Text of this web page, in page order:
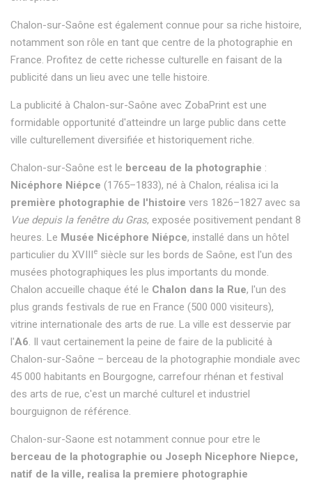
Chalon-sur-Saône est également connue pour sa riche histoire,
notamment son rôle en tant que centre de la photographie en
France. Profitez de cette richesse culturelle en faisant de la
publicité dans un lieu avec une telle histoire.
La publicité à Chalon-sur-Saône avec ZobaPrint est une
formidable opportunité d'atteindre un large public dans cette
ville culturellement diversifiée et historiquement riche.
Chalon-sur-Saône est le berceau de la photographie :
Nicéphore Niépce (1765–1833), né à Chalon, réalisa ici la
première photographie de l'histoire vers 1826–1827 avec sa
Vue depuis la fenêtre du Gras, exposée positivement pendant 8
heures. Le Musée Nicéphore Niépce, installé dans un hôtel
particulier du XVIIIe siècle sur les bords de Saône, est l'un des
musées photographiques les plus importants du monde.
Chalon accueille chaque été le Chalon dans la Rue, l'un des
plus grands festivals de rue en France (500 000 visiteurs),
vitrine internationale des arts de rue. La ville est desservie par
l'A6. Il vaut certainement la peine de faire de la publicité à
Chalon-sur-Saône – berceau de la photographie mondiale avec
45 000 habitants en Bourgogne, carrefour rhénan et festival
des arts de rue, c'est un marché culturel et industriel
bourguignon de référence.
Chalon-sur-Saone est notamment connue pour etre le
berceau de la photographie ou Joseph Nicephore Niepce,
natif de la ville, realisa la premiere photographie